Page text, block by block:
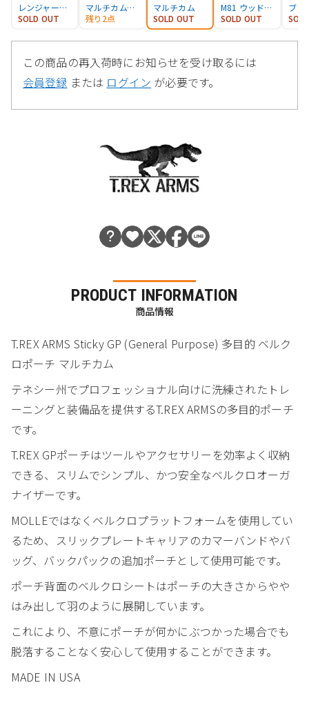
レンジャーグリーン
SOLD OUT
マルチカムブラック
残り2点
マルチカム
SOLD OUT
M81 ウッドランド
SOLD OUT
ブラ
この商品の再入荷時にお知らせを受け取るには
会員登録 または ログイン が必要です。
PRODUCT INFORMATION
商品情報
T.REX ARMS Sticky GP (General Purpose) 多目的 ベルク
ロポーチ マルチカム
テネシー州でプロフェッショナル向けに洗練されたトレ
ーニングと装備品を提供するT.REX ARMSの多目的ポーチ
です。
T.REX GPポーチはツールやアクセサリーを効率よく収納
できる、スリムでシンプル、かつ安全なベルクロオーガ
ナイザーです。
MOLLEではなくベルクロプラットフォームを使用してい
るため、スリックプレートキャリアのカマーバンドやバ
ッグ、バックパックの追加ポーチとして使用可能です。
ポーチ背面のベルクロシートはポーチの大きさからやや
はみ出して羽のように展開しています。
これにより、不意にポーチが何かにぶつかった場合でも
脱落することなく安心して使用することができます。
MADE IN USA